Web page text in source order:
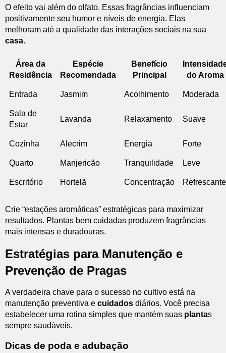
O efeito vai além do olfato. Essas fragrâncias influenciam
positivamente seu humor e níveis de energia. Elas
melhoram até a qualidade das interações sociais na sua
casa.
Área da
Residência
Espécie
Recomendada
Benefício
Principal
do Aroma
Entrada Jasmim Acolhimento Moderada
Sala de
Estar
Lavanda Relaxamento Suave
Cozinha Alecrim Energia Forte
Quarto Manjericão Tranquilidade Leve
Escritório Hortelã Concentração Refrescante
Crie “estações aromáticas” estratégicas para maximizar
resultados. Plantas bem cuidadas produzem fragrâncias
mais intensas e duradouras.
Estratégias para Manutenção e
Prevenção de Pragas
A verdadeira chave para o sucesso no cultivo está na
manutenção preventiva e cuidados diários. Você precisa
estabelecer uma rotina simples que mantém suas plantas
sempre saudáveis.
Dicas de poda e adubação